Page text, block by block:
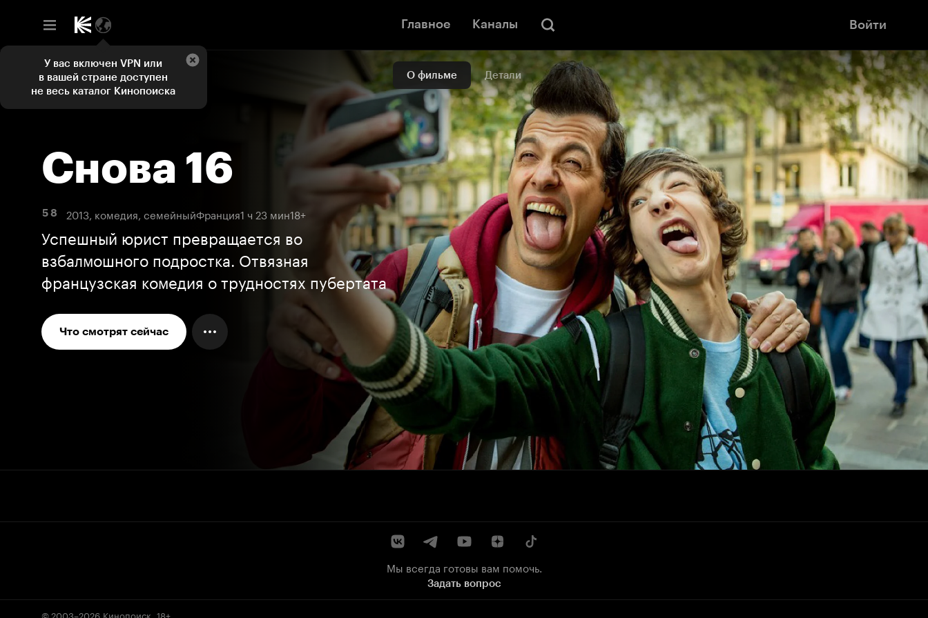
Главное Каналы Войти
О фильме Детали
Снова 16
5 8 2013, комедия, семейныйФранция1 ч 23 мин18+
Успешный юрист превращается во
взбалмошного подростка. Отвязная
французская комедия о трудностях пубертата
Что смотрят сейчас
Мы всегда готовы вам помочь.
Задать вопрос
© 2003–2026 Кинопоиск 18+
У вас включен VPN или
в вашей стране доступен
не весь каталог Кинопоиска